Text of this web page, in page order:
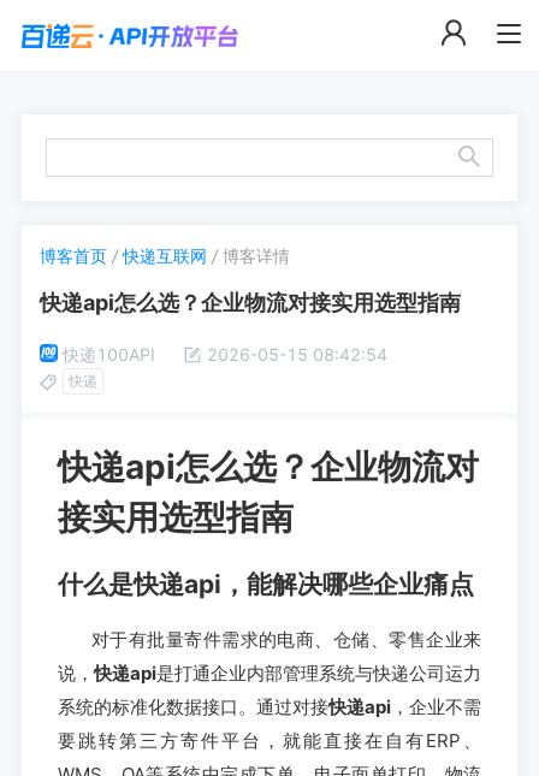
博客首页 /快递互联网 /博客详情
快递api怎么选？企业物流对接实用选型指南
快递100API 2026-05-15 08:42:54
快递
快递api怎么选？企业物流对
接实用选型指南
什么是快递api，能解决哪些企业痛点
对于有批量寄件需求的电商、仓储、零售企业来
说，快递api是打通企业内部管理系统与快递公司运力
系统的标准化数据接口。通过对接快递api ，企业不需
要跳转第三方寄件平台，就能直接在自有ERP、